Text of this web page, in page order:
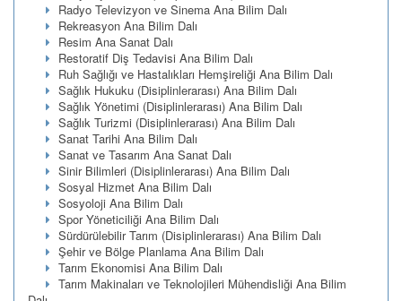
Radyo Televizyon ve Sinema Ana Bilim Dalı
Rekreasyon Ana Bilim Dalı
Resim Ana Sanat Dalı
Restoratif Diş Tedavisi Ana Bilim Dalı
Ruh Sağlığı ve Hastalıkları Hemşireliği Ana Bilim Dalı
Sağlık Hukuku (Disiplinlerarası) Ana Bilim Dalı
Sağlık Yönetimi (Disiplinlerarası) Ana Bilim Dalı
Sağlık Turizmi (Disiplinlerarası) Ana Bilim Dalı
Sanat Tarihi Ana Bilim Dalı
Sanat ve Tasarım Ana Sanat Dalı
Sinir Bilimleri (Disiplinlerarası) Ana Bilim Dalı
Sosyal Hizmet Ana Bilim Dalı
Sosyoloji Ana Bilim Dalı
Spor Yöneticiliği Ana Bilim Dalı
Sürdürülebilir Tarım (Disiplinlerarası) Ana Bilim Dalı
Şehir ve Bölge Planlama Ana Bilim Dalı
Tarım Ekonomisi Ana Bilim Dalı
Tarım Makinaları ve Teknolojileri Mühendisliği Ana Bilim